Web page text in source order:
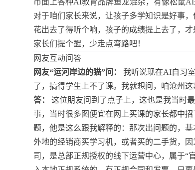
市面上各种AI教育品牌鱼龙混杂，有像松鼠
对于咱们家长来说，让孩子多学知识是好事
花出去了得听个响，孩子的成绩提上去了，
家长们提个醒，少走点弯路吧！
网友互动问答
网友“运河岸边的猫”问：
我听说现在AI自习
了，搞得学生上不了课。我就想问，咱沧州
答：
这位朋友问到了点子上，这也是我当时
事，当时很多图便宜在网上买课的家长都中
题，他是这么跟我解释的：那次出问题的，
外地的经销商买学习机，或者买的二手货，
司，是总部正规授权的线下运营中心，属于“